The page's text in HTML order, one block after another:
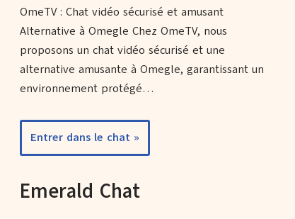
OmeTV : Chat vidéo sécurisé et amusant
Alternative à Omegle Chez OmeTV, nous
proposons un chat vidéo sécurisé et une
alternative amusante à Omegle, garantissant un
environnement protégé…
Entrer dans le chat »
Emerald Chat